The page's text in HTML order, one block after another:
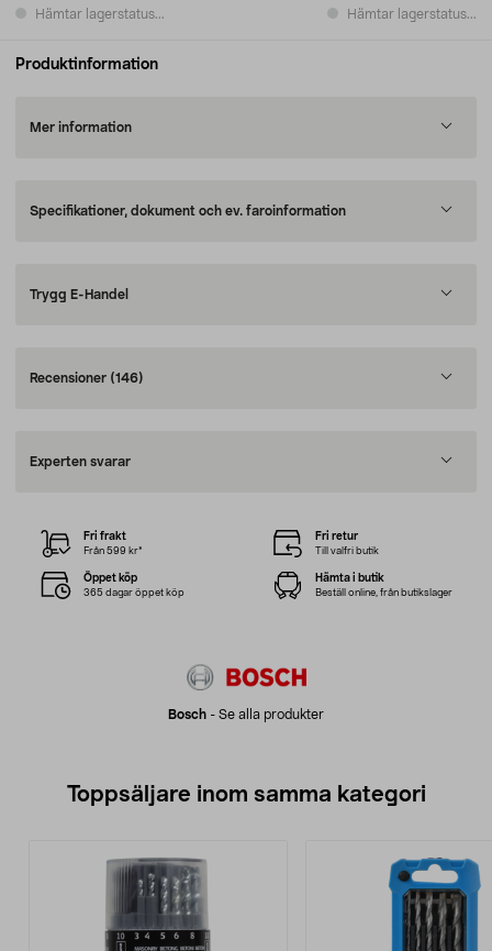
Hämtar lagerstatus... Hämtar lagerstatus...
Produktinformation
Mer information
Specifikationer, dokument och ev. faroinformation
Trygg E-Handel
Recensioner (146)
Experten svarar
Bosch - Se alla produkter
Fri frakt
Från 599 kr*
Fri retur
Till valfri butik
Öppet köp
365 dagar öppet köp
Hämta i butik
Beställ online, från butikslager
Toppsäljare inom samma kategori